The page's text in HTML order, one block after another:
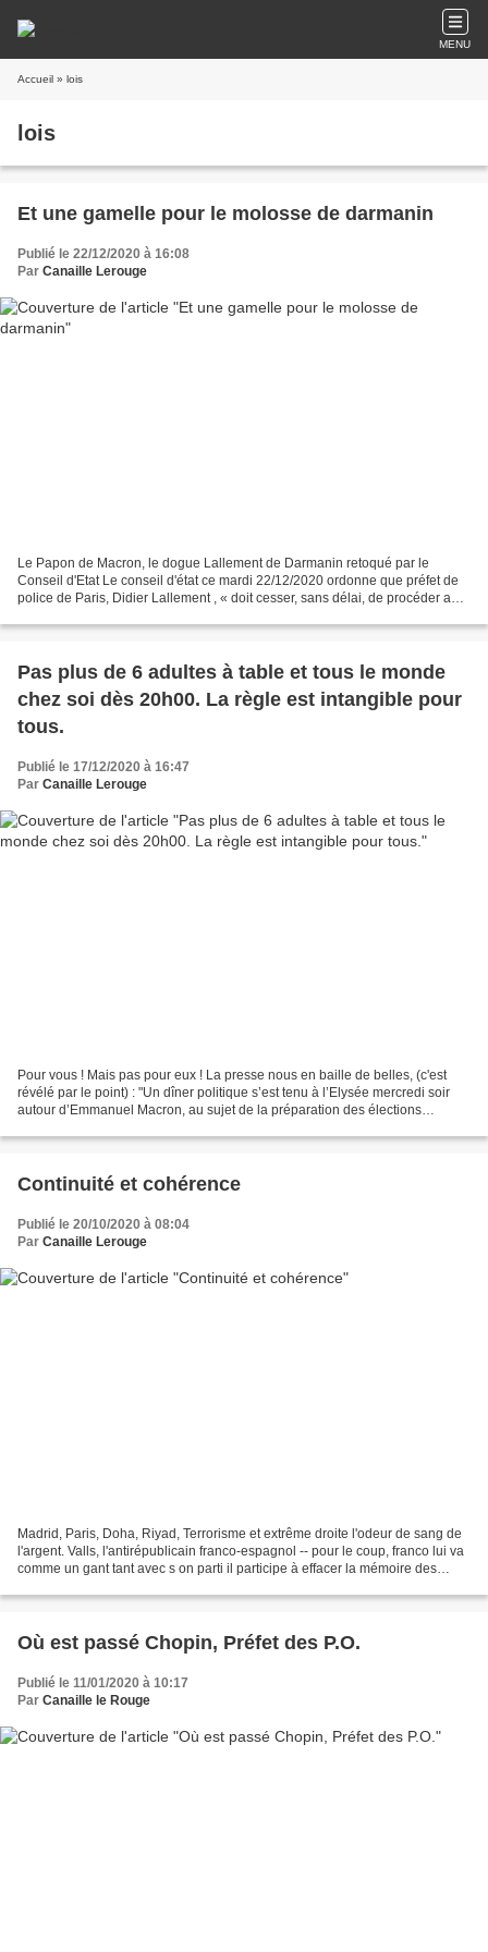
MENU
Accueil » lois
lois
Et une gamelle pour le molosse de darmanin
Publié le 22/12/2020 à 16:08
Par Canaille Lerouge
Le Papon de Macron, le dogue Lallement de Darmanin retoqué par le
Conseil d'Etat Le conseil d'état ce mardi 22/12/2020 ordonne que préfet de
police de Paris, Didier Lallement , « doit cesser, sans délai, de procéder aux
Pas plus de 6 adultes à table et tous le monde
chez soi dès 20h00. La règle est intangible pour
tous.
Publié le 17/12/2020 à 16:47
Par Canaille Lerouge
Pour vous ! Mais pas pour eux ! La presse nous en baille de belles, (c'est
révélé par le point) : "Un dîner politique s’est tenu à l’Elysée mercredi soir
autour d’Emmanuel Macron, au sujet de la préparation des élections
Continuité et cohérence
Publié le 20/10/2020 à 08:04
Par Canaille Lerouge
Madrid, Paris, Doha, Riyad, Terrorisme et extrême droite l'odeur de sang de
l'argent. Valls, l'antirépublicain franco-espagnol -- pour le coup, franco lui va
comme un gant tant avec s on parti il participe à effacer la mémoire des
Où est passé Chopin, Préfet des P.O.
Publié le 11/01/2020 à 10:17
Par Canaille le Rouge